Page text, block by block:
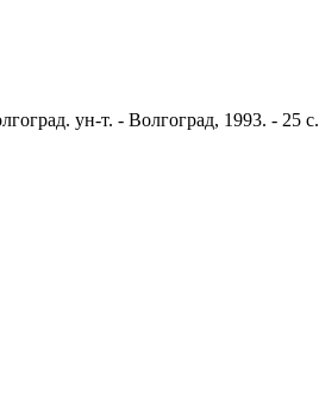
ун-т. - Волгоград, 1993. - 25 с.